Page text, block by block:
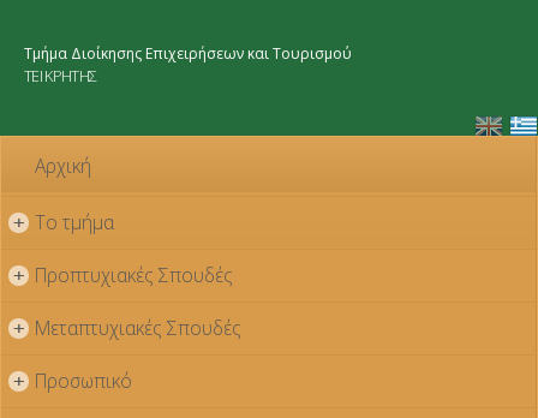
κυρίως
Τμήμα Διοίκησης Επιχειρήσεων και Τουρισμού
ΤΕΙ ΚΡΗΤΗΣ
Αρχική
+ Το τμήμα
+ Προπτυχιακές Σπουδές
+ Μεταπτυχιακές Σπουδές
+ Προσωπικό